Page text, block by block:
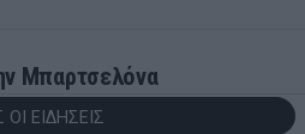
Μπαρτσελόνα
ΕΙΔΗΣΕΙΣ